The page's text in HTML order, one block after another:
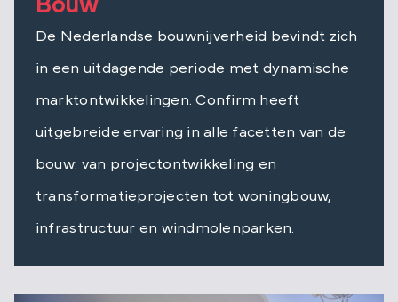
Bouw
De Nederlandse bouwnijverheid bevindt zich
in een uitdagende periode met dynamische
marktontwikkelingen. Confirm heeft
uitgebreide ervaring in alle facetten van de
bouw: van projectontwikkeling en
transformatieprojecten tot woningbouw,
infrastructuur en windmolenparken.